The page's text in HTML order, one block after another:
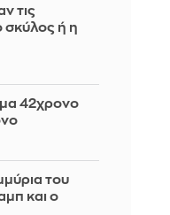
τις
σκύλος ή η
42χρονο
του
και ο